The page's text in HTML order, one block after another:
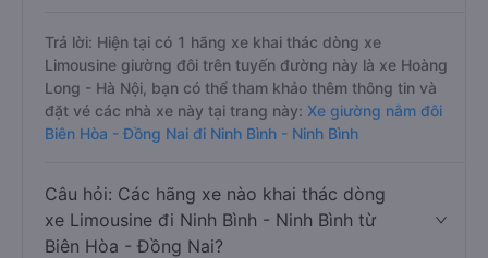
Trả lời: Hiện tại có 1 hãng xe khai thác dòng xe
Limousine giường đôi trên tuyến đường này là xe Hoàng
Long - Hà Nội, bạn có thể tham khảo thêm thông tin và
đặt vé các nhà xe này tại trang này: Xe giường nằm đôi
Biên Hòa - Đồng Nai đi Ninh Bình - Ninh Bình
Câu hỏi: Các hãng xe nào khai thác dòng
xe Limousine đi Ninh Bình - Ninh Bình từ
Biên Hòa - Đồng Nai?